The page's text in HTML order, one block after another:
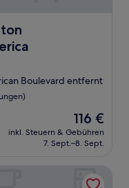
Mall Of
Boulevard entfernt
Der
Preis
beträgt
116 €
inkl. Steuern & Gebühren
7. Sept.–8. Sept.